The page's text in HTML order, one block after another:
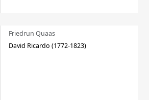
Friedrun Quaas
David Ricardo (1772-1823)